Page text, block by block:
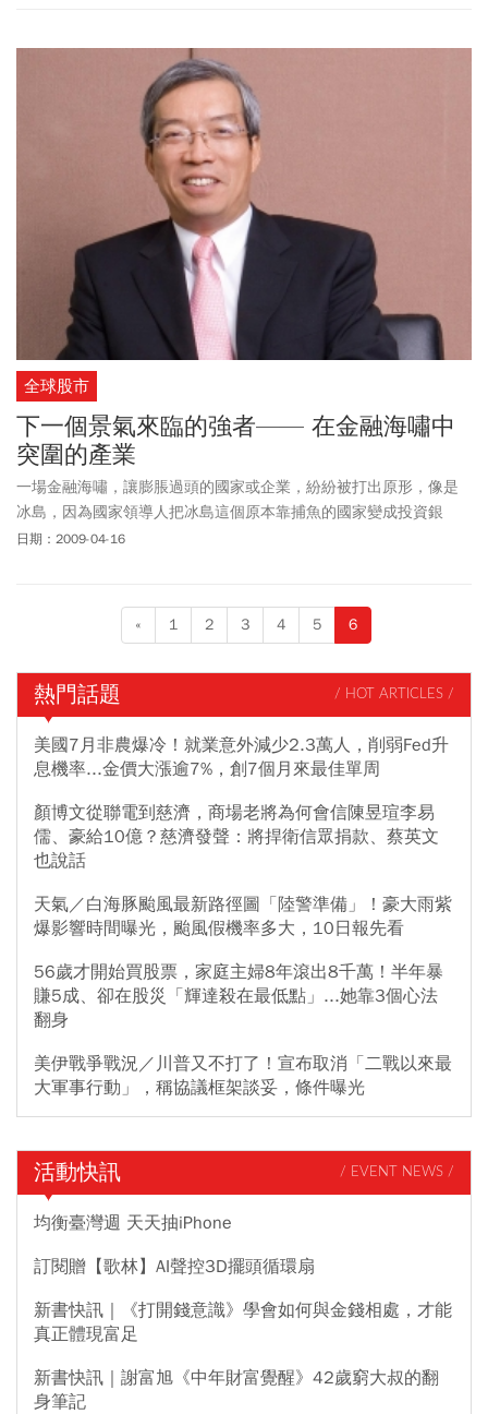
全球股市
下一個景氣來臨的強者—— 在金融海嘯中
突圍的產業
一場金融海嘯，讓膨脹過頭的國家或企業，紛紛被打出原形，像是
冰島，因為國家領導人把冰島這個原本靠捕魚的國家變成投資銀
行，結果金融海嘯席捲而至，冰島股市重挫逾九成，國家財政破
日期：2009-04-16
« 1 2 3 4 5 6
熱門話題 / HOT ARTICLES /
美國7月非農爆冷！就業意外減少2.3萬人，削弱Fed升
息機率...金價大漲逾7%，創7個月來最佳單周
顏博文從聯電到慈濟，商場老將為何會信陳昱瑄李易
儒、豪給10億？慈濟發聲：將捍衛信眾捐款、蔡英文
也說話
天氣／白海豚颱風最新路徑圖「陸警準備」！豪大雨紫
爆影響時間曝光，颱風假機率多大，10日報先看
56歲才開始買股票，家庭主婦8年滾出8千萬！半年暴
賺5成、卻在股災「輝達殺在最低點」...她靠3個心法
翻身
美伊戰爭戰況／川普又不打了！宣布取消「二戰以來最
大軍事行動」，稱協議框架談妥，條件曝光
活動快訊 / EVENT NEWS /
均衡臺灣週 天天抽iPhone
訂閱贈【歌林】AI聲控3D擺頭循環扇
新書快訊｜《打開錢意識》學會如何與金錢相處，才能
真正體現富足
新書快訊｜謝富旭《中年財富覺醒》42歲窮大叔的翻
身筆記